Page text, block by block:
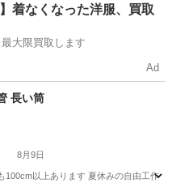
着なくなった洋服、買取
大限買取します
Ad
長い筒
8月9日
以上あります 夏休みの自由工作の